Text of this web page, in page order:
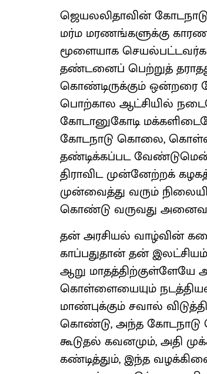
ஜெயலலிதாவின்
மர்ம மரணங்களுக்கு
மூளையாக
தண்டனைப் பெற்றுத்
கொண்டிருக்கும் ஒன்றரை
பொற்கால ஆட்சியில்
கோடானுகோடி
கோடநாடு கொலை, கொள்ளை
தண்டிக்கப்பட
திராவிட முன்னேற்றக்
முன்வைத்து வரும்
கொண்டு வருவது
தன் அரசியல் வாழ்வின்
காப்பதுதான் தன்
ஆறு
கொள்ளையையும்
மாண்புக்கும் சவால்
கொண்டு, அந்த கோடநாடு
கூடுதல் கவனமும், அதி
கண்டித்தும், இந்த